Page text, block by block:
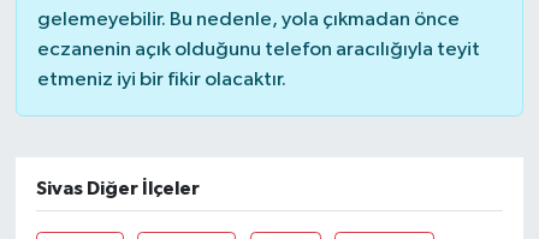
gelemeyebilir. Bu nedenle, yola çıkmadan önce
eczanenin açık olduğunu telefon aracılığıyla teyit
etmeniz iyi bir fikir olacaktır.
Sivas Diğer İlçeler